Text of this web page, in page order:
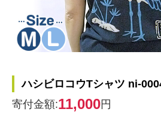
ハシビロコウTシャツ ni-
寄付金額:11,000円